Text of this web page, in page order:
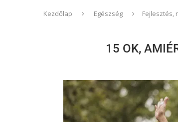
Kezdőlap Egészség Fejlesztés,
15 OK,